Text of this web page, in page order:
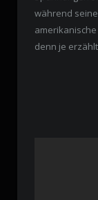
während
denn je